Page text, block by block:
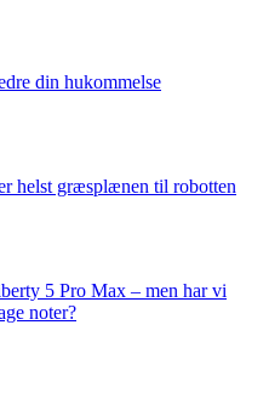
din hukommelse
helst græsplænen til robotten
5 Pro Max – men har vi
noter?